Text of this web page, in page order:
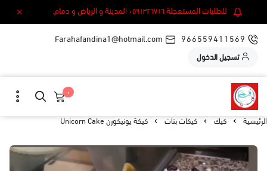
للطلبات المستعجلة ٠٥٩١٣٢٦٧١٦ المدينة و الرياض و دمام.
966559411569
Farahafandina1@hotmail.com
تسجيل الدخول
٠
الرئيسية كيك كيكات بنات كيكة يونيكورن Unicorn Cake